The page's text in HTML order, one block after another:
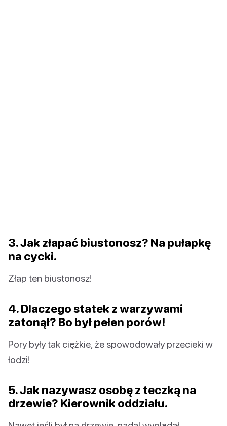
3. Jak złapać biustonosz? Na pułapkę
na cycki.
Złap ten biustonosz!
4. Dlaczego statek z warzywami
zatonął? Bo był pełen porów!
Pory były tak ciężkie, że spowodowały przecieki w
łodzi!
5. Jak nazywasz osobę z teczką na
drzewie? Kierownik oddziału.